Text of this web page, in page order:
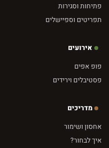
פתיחות וסגירות
תפריטים וספיישלים
אירועים
פופ אפים
פסטיבלים וירידים
מדריכים
אחסון ושימור
איך לבחור?